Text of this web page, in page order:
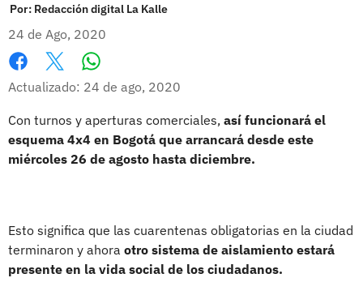
Por: Redacción digital La Kalle
24 de Ago, 2020
Facebook
X
Actualizado: 24 de ago, 2020
Con turnos y aperturas comerciales, así funcionará el
esquema 4x4 en Bogotá que arrancará desde este
miércoles 26 de agosto hasta diciembre.
Esto significa que las cuarentenas obligatorias en la ciudad
terminaron y ahora otro sistema de aislamiento estará
presente en la vida social de los ciudadanos.